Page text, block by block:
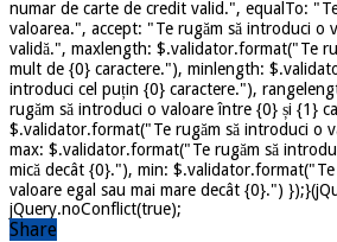
numar de carte de credit valid.", equalTo:
valoarea.", accept: "Te rugăm să introduci o
validă.", maxlength: $.validator.format("Te
mult de {0} caractere."), minlength:
introduci cel puțin {0} caractere."),
rugăm să introduci o valoare între {0} și {1}
$.validator.format("Te rugăm să introduci o
max: $.validator.format("Te rugăm să
mică decât {0}."), min:
valoare egal sau mai mare decât {0}.")
jQuery.noConflict(true);
Share